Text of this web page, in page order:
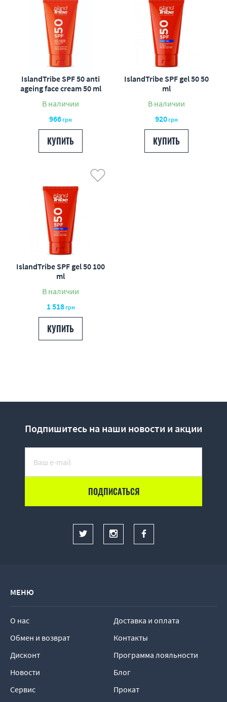
IslandTribe SPF 50 anti
ageing face cream 50 ml
В наличии
966грн
КУПИТЬ
IslandTribe SPF gel 50 50
ml
В наличии
920грн
КУПИТЬ
IslandTribe SPF gel 50 100
ml
В наличии
1 518грн
КУПИТЬ
Подпишитесь на наши новости и акции
МЕНЮ
О нас
Доставка и оплата
Обмен и возврат
Контакты
Дисконт
Программа лояльности
Новости
Блог
Сервис
Прокат